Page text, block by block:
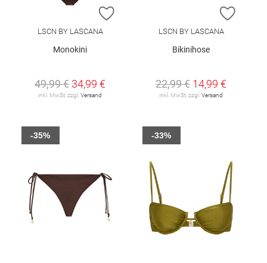
ZUR WUNSCHLISTE HINZUFÜGEN
LSCN BY LASCANA
Monokini
49,99 € 34,99 €
inkl. MwSt. zzgl.Versand
ZUR
LSCN BY LASCANA
Bikinihose
22,99 € 14,99 €
inkl. MwSt. zzgl.Versand
-35% -33%